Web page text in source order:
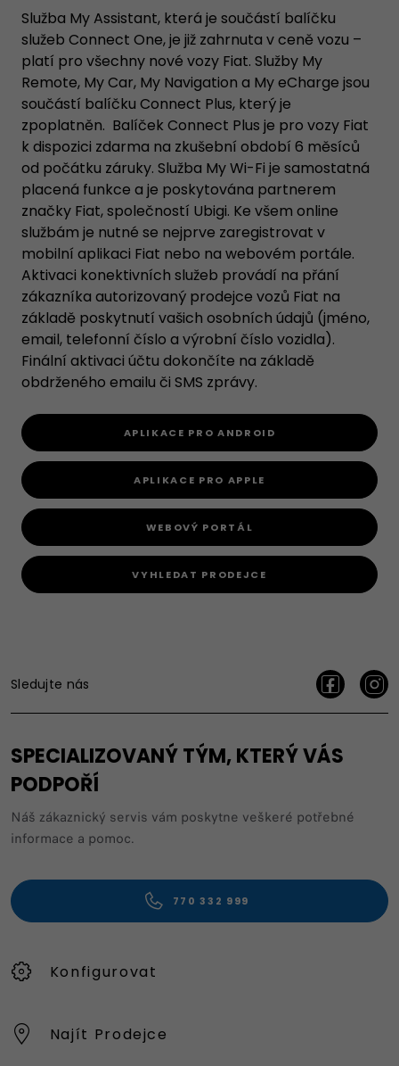
Služba My Assistant, která je součástí balíčku
služeb Connect One, je již zahrnuta v ceně vozu –
platí pro všechny nové vozy Fiat. Služby My
Remote, My Car, My Navigation a My eCharge jsou
součástí balíčku Connect Plus, který je
zpoplatněn. Balíček Connect Plus je pro vozy Fiat
k dispozici zdarma na zkušební období 6 měsíců
od počátku záruky. Služba My Wi-Fi je samostatná
placená funkce a je poskytována partnerem
značky Fiat, společností Ubigi. Ke všem online
službám je nutné se nejprve zaregistrovat v
mobilní aplikaci Fiat nebo na webovém portále.
Aktivaci konektivních služeb provádí na přání
zákazníka autorizovaný prodejce vozů Fiat na
základě poskytnutí vašich osobních údajů (jméno,
email, telefonní číslo a výrobní číslo vozidla).
Finální aktivaci účtu dokončíte na základě
obdrženého emailu či SMS zprávy.
APLIKACE PRO ANDROID
APLIKACE PRO APPLE
WEBOVÝ PORTÁL
VYHLEDAT PRODEJCE
Sledujte nás
SPECIALIZOVANÝ TÝM, KTERÝ VÁS
PODPOŘÍ
Náš zákaznický servis vám poskytne veškeré potřebné
informace a pomoc.
770 332 999
Konfigurovat
Najít Prodejce